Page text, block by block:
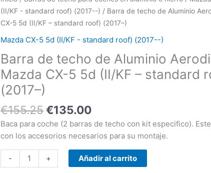
productos
(II/KF - standard roof) (2017--) / Barra de techo de Aluminio
CX-5 5d (II/KF – standard roof) (2017–)
Mazda CX-5 5d (II/KF - standard roof) (2017--)
Barra de techo de Aluminio
Mazda CX-5 5d (II/KF – standard
(2017–)
€155.25
precio
original
era:
€155.25.
€135.00
precio
actual
es:
€135.00.
Baca para coche (2 barras de techo con kit especifico).
con los accesorios necesarios para su montaje.
-
de
techo
Aluminio
Aerodinámicas
-
Mazda
CX-
5
standard
roof)
+ Añadir al carrito